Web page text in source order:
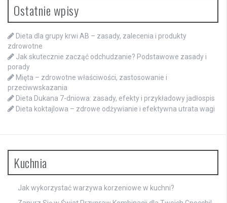
Ostatnie wpisy
Dieta dla grupy krwi AB – zasady, zalecenia i produkty
zdrowotne
Jak skutecznie zacząć odchudzanie? Podstawowe zasady i
porady
Mięta – zdrowotne właściwości, zastosowanie i
przeciwwskazania
Dieta Dukana 7-dniowa: zasady, efekty i przykładowy jadłospis
Dieta koktajlowa – zdrowe odżywianie i efektywna utrata wagi
Kuchnia
Jak wykorzystać warzywa korzeniowe w kuchni?